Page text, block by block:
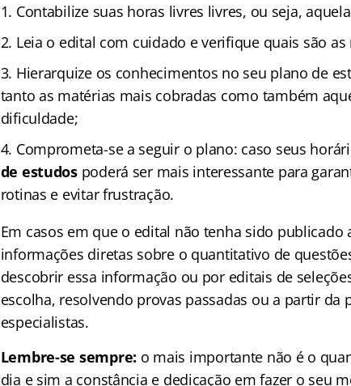
Contabilize suas horas livres livres, ou seja,
Leia o edital com cuidado e verifique quais são
Hierarquize os conhecimentos no seu plano de
tanto as matérias mais cobradas como também
dificuldade;
Comprometa-se a seguir o plano: caso seus
de estudospoderá ser mais interessante para
rotinas e evitar frustração.
Em casos em que o edital não tenha sido publicado
informações diretas sobre o quantitativo de
descobrir essa informação ou por editais de
escolha, resolvendo provas passadas ou a partir da
especialistas.
Lembre-se sempre: o mais importante não é o
dia e sim a constância e dedicação em fazer o seu